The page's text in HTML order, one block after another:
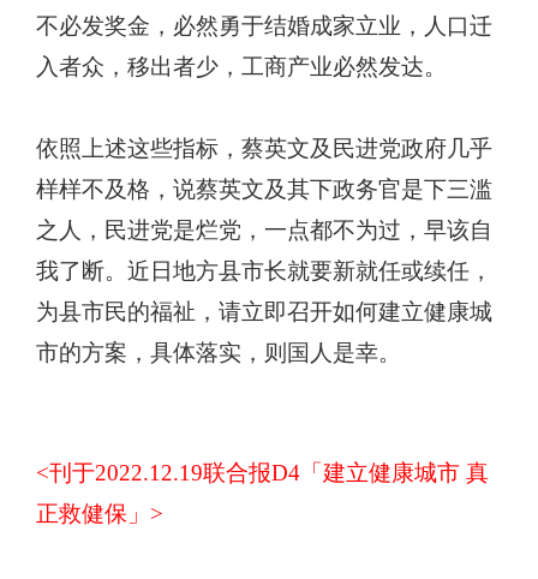
不必发奖金，必然勇于结婚成家立业，人口迁
入者众，移出者少，工商产业必然发达。
依照上述这些指标，蔡英文及民进党政府几乎
样样不及格，说蔡英文及其下政务官是下三滥
之人，民进党是烂党，一点都不为过，早该自
我了断。近日地方县市长就要新就任或续任，
为县市民的福祉，请立即召开如何建立健康城
市的方案，具体落实，则国人是幸。
<刊于2022.12.19联合报D4「建立健康城市 真
正救健保」>